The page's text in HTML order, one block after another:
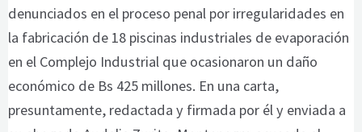
denunciados en el proceso penal por irregularidades en
la fabricación de 18 piscinas industriales de evaporación
en el Complejo Industrial que ocasionaron un daño
económico de Bs 425 millones. En una carta,
presuntamente, redactada y firmada por él y enviada a